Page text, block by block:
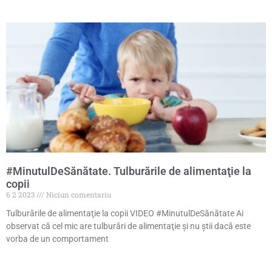
#MinutulDeSănătate. Tulburările de alimentaţie la
copii
6 2 2023
Niciun comentariu
Tulburările de alimentaţie la copii VIDEO #MinutulDeSănătate Ai
observat că cel mic are tulburări de alimentaţie şi nu ştii dacă este
vorba de un comportament